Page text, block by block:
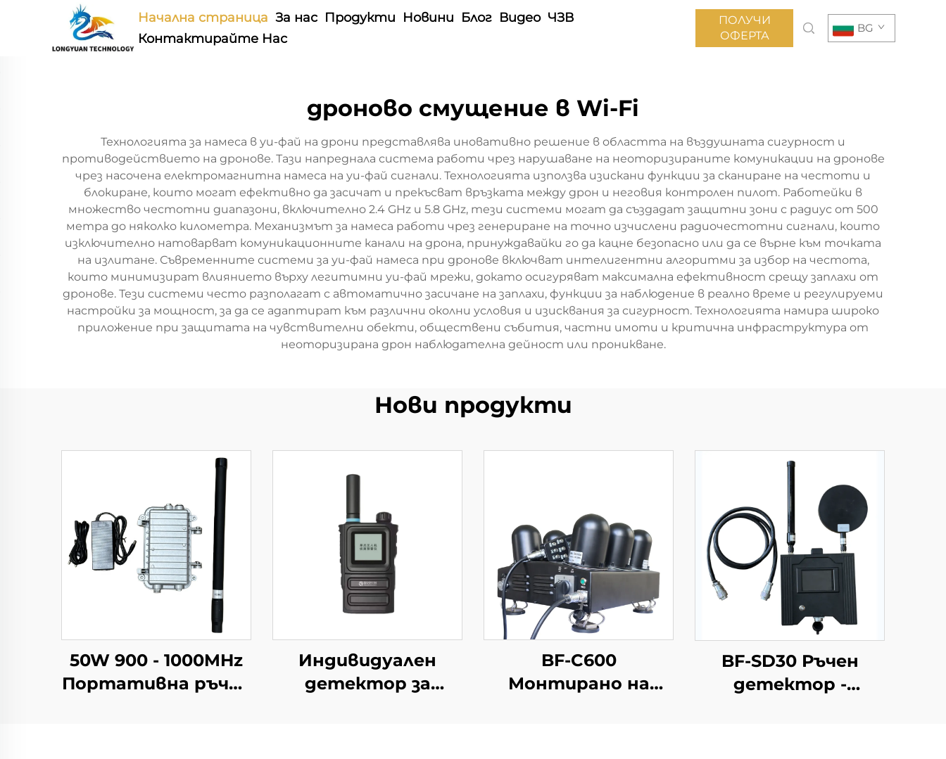
Начална страница За нас Продукти Новини Блог Видео ЧЗВ
Контактирайте Нас
ПОЛУЧИ
ОФЕРТА
BG
дроново смущение в Wi-Fi
Технологията за намеса в уи-фай на дрони представлява иновативно решение в областта на въздушната сигурност и
противодействието на дронове. Тази напреднала система работи чрез нарушаване на неоторизираните комуникации на дронове
чрез насочена електромагнитна намеса на уи-фай сигнали. Технологията използва изискани функции за сканиране на честоти и
блокиране, които могат ефективно да засичат и прекъсват връзката между дрон и неговия контролен пилот. Работейки в
множество честотни диапазони, включително 2.4 GHz и 5.8 GHz, тези системи могат да създадат защитни зони с радиус от 500
метра до няколко километра. Механизмът за намеса работи чрез генериране на точно изчислени радиочестотни сигнали, които
изключително натоварват комуникационните канали на дрона, принуждавайки го да кацне безопасно или да се върне към точката
на излитане. Съвременните системи за уи-фай намеса при дронове включват интелигентни алгоритми за избор на честота,
които минимизират влиянието върху легитимни уи-фай мрежи, докато осигуряват максимална ефективност срещу заплахи от
дронове. Тези системи често разполагат с автоматично засичане на заплахи, функции за наблюдение в реално време и регулируеми
настройки за мощност, за да се адаптират към различни околни условия и изисквания за сигурност. Технологията намира широко
приложение при защитата на чувствителни обекти, обществени събития, частни имоти и критична инфраструктура от
неоторизирана дрон наблюдателна дейност или проникване.
Нови продукти
50W 900 - 1000MHz
Портативна ръчна
Индивидуален
детектор за
BF-C600
Монтирано на
BF-SD30 Ръчен
детектор -